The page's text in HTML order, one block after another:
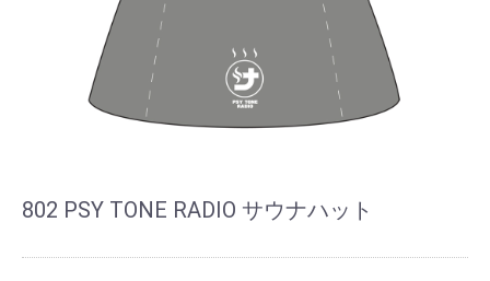
802 PSY TONE RADIO サウナハット